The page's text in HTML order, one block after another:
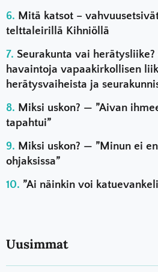
Mitä katsot –
telttaleirillä Kihniöllä
Seurakunta vai
havaintoja vapaakirkollisen
herätysvaiheista ja
Miksi uskon? — ”Aivan
tapahtui”
Miksi uskon? — ”Minun ei
ohjaksissa”
”Ai näinkin voi
Uusimmat